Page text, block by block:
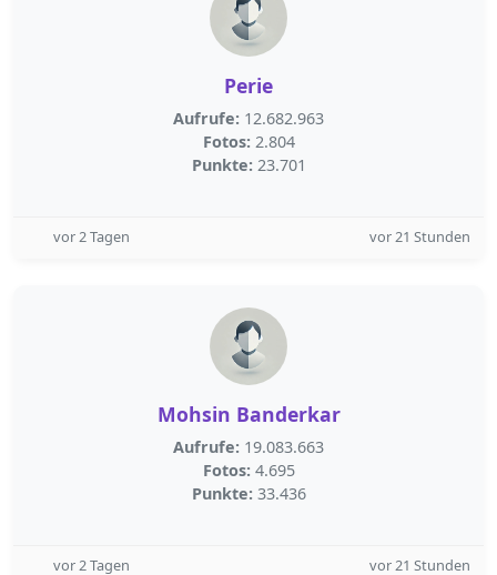
Perie
Aufrufe: 12.682.963
Fotos: 2.804
Punkte: 23.701
vor 2 Tagen vor 21 Stunden
Mohsin Banderkar
Aufrufe: 19.083.663
Fotos: 4.695
Punkte: 33.436
vor 2 Tagen vor 21 Stunden